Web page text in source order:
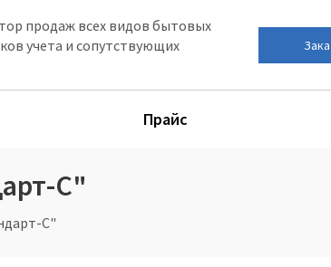
продаж всех видов бытовых
учета и сопутствующих
Прайс
С"
С"